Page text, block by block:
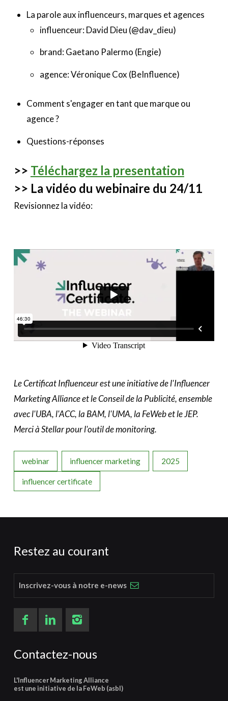
La parole aux influenceurs, marques et agences
influenceur: David Dieu (@dav_dieu)
brand:Gaetano Palermo (Engie)
agence: Véronique Cox (BeInfluence)
Comment s'engager en tant que marque ou
agence ?
Questions-réponses
>> Téléchargez la presentation
>> La vidéo du webinaire du 24/11
Revisionnez la vidéo:
Le Certificat Influenceur est une initiative de l'Influencer
Marketing Alliance et le Conseil de la Publicité, ensemble
avec l'UBA, l'ACC, la BAM, l'UMA, la FeWeb et le JEP.
Merci à Stellarpour l'outil de monitoring.
webinar influencer marketing 2025
influencer certificate
Restez au courant
Inscrivez-vous à notre e-news
Contactez-nous
L'Influencer Marketing Alliance
est une initiative de la FeWeb (asbl)